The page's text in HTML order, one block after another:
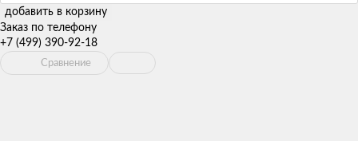
добавить в корзину
Заказ по телефону
+7 (499) 390-92-18
Сравнение